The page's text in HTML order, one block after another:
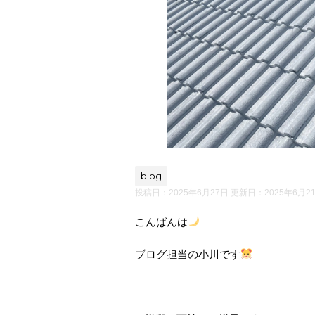
blog
投稿日：2025年6月27日 更新日： 2025年6月
こんばんは
ブログ担当の小川です